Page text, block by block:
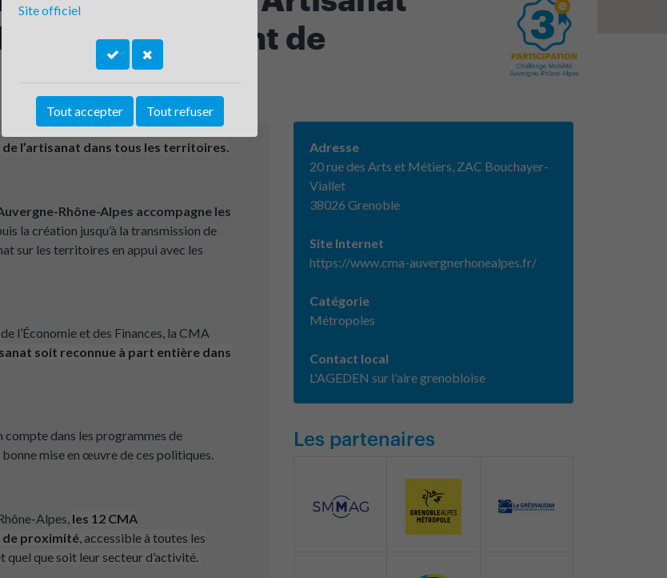
- Département de
l’artisanat dans tous les territoires.
Rhône-Alpes accompagne les
la création jusqu’à la transmission de
sur les territoires en appui avec les
l’Économie et des Finances, la CMA
soit reconnue à part entière dans
compte dans les programmes de
mise en œuvre de ces politiques.
Alpes, les 12 CMA
de proximité, accessible à toutes les
que soit leur secteur d’activité.
Adresse
20 rue des Arts et Métiers, ZAC Bouchayer-
Viallet
38026 Grenoble
Site Internet
https://www.cma-auvergnerhonealpes.fr/
Catégorie
Métropoles
Contact local
L'AGEDEN sur l'aire grenobloise
Les partenaires
Site officiel
Tout accepter Tout refuser